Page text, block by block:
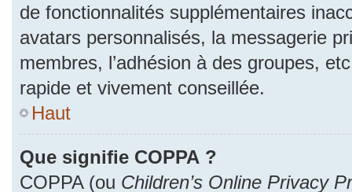
de fonctionnalités supplémentaires
avatars personnalisés, la messagerie
membres, l’adhésion à des groupes,
rapide et vivement conseillée.
Haut
Que signifie COPPA ?
COPPA (ou Children’s Online Privacy